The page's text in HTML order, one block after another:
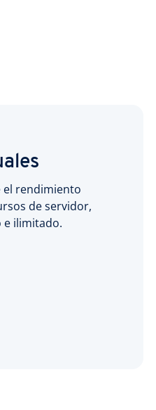
el rendimiento
de servidor,
e ilimitado.